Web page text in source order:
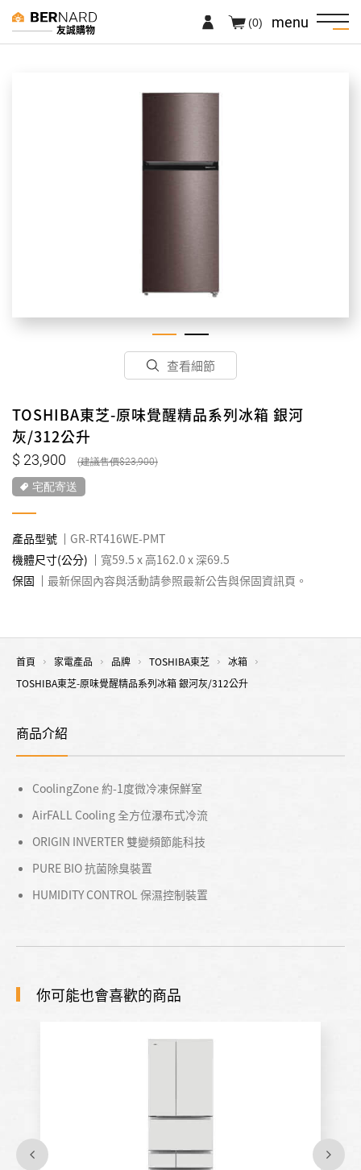
友誠購物 menu
(0)
查看細節
TOSHIBA東芝-原味覺醒精品系列冰箱 銀河
灰/312公升
23,900 23,900
宅配寄送
產品型號
GR-RT416WE-PMT
機體尺寸(公分)
寬59.5 x 高162.0 x 深69.5
保固
最新保固內容與活動請參照最新公告與保固資訊頁。
首頁 家電產品 品牌 TOSHIBA東芝
冰箱
TOSHIBA東芝-原味覺醒精品系列冰箱 銀河灰/312公升
商品介紹
CoolingZone 約-1度微冷凍保鮮室
AirFALL Cooling 全方位瀑布式冷流
ORIGIN INVERTER 雙變頻節能科技
PURE BIO 抗菌除臭裝置
HUMIDITY CONTROL 保濕控制裝置
你可能也會喜歡的商品